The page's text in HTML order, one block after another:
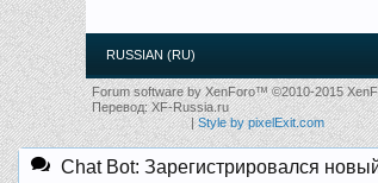
RUSSIAN (RU)
Forum software by XenForo™©2010-2015
Перевод:XF-Russia.ru
|Style by pixelExit.com
Chat Bot: Зарегистрировался